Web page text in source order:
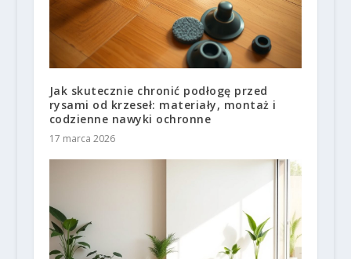
Jak skutecznie chronić podłogę przed
rysami od krzeseł: materiały, montaż i
codzienne nawyki ochronne
17 marca 2026